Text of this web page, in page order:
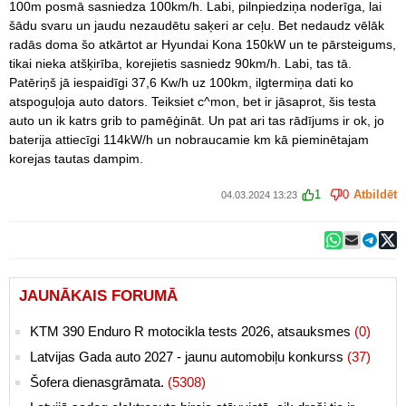
100m posmā sasniedza 100km/h. Labi, pilnpiedziņa noderīga, lai
šādu svaru un jaudu nezaudētu saķeri ar ceļu. Bet nedaudz vēlāk
radās doma šo atkārtot ar Hyundai Kona 150kW un te pārsteigums,
tikai nieka atšķirība, korejietis sasniedz 90km/h. Labi, tas tā.
Patēriņš jā iespaidīgi 37,6 Kw/h uz 100km, ilgtermiņa dati ko
atspoguļoja auto dators. Teiksiet c^mon, bet ir jāsaprot, šis testa
auto un ik katrs grib to pamēģināt. Un pat ari tas rādījums ir ok, jo
baterija attiecīgi 114kW/h un nobraucamie km kā pieminētajam
korejas tautas dampim.
04.03.2024 13:23 1 0 Atbildēt
JAUNĀKAIS FORUMĀ
KTM 390 Enduro R motocikla tests 2026, atsauksmes (0)
Latvijas Gada auto 2027 - jaunu automobiļu konkurss (37)
Šofera dienasgrāmata. (5308)